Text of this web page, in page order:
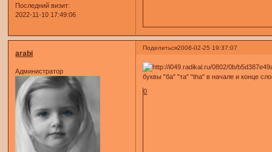
Последний визит:
2022-11-10 17:49:06
Поделиться2008-02-25 19:37:07
arabi
Администратор
буквы "ба" "та" "tha" в начале и конце
0